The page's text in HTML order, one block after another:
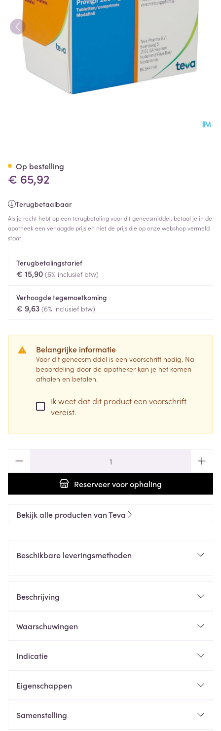
€ 65,92
Terugbetaalbaar
Als je recht hebt op een terugbetaling voor dit geneesmiddel, betaal je in de
apotheek een verlaagde prijs en niet de prijs die op onze webshop vermeld
staat.
Terugbetalingstarief
€ 15,90 (6% inclusief btw)
Verhoogde tegemoetkoming
€ 9,63 (6% inclusief btw)
Belangrijke informatie
Voor dit geneesmiddel is een voorschrift nodig. Na
beoordeling door de apotheker kan je het komen
afhalen en betalen.
Ik weet dat dit product een voorschrift
vereist.
Reserveervoor ophaling
Op bestelling
Bekijk alle producten van Teva
Beschikbare leveringsmethoden
Beschrijving
Waarschuwingen
Indicatie
Eigenschappen
Samenstelling